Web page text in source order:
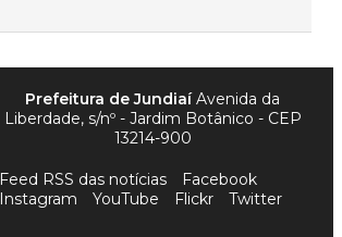
Prefeitura de JundiaíAvenida da
Liberdade, s/nº - Jardim Botânico - CEP
13214-900
Feed RSS das notícias
Facebook
Instagram
YouTube Flickr Twitter